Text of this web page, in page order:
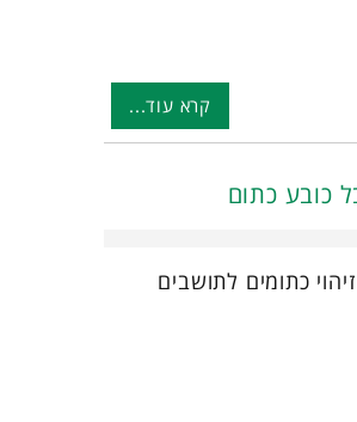
קרא עוד...
כובע כתום
כתומים לתושבים